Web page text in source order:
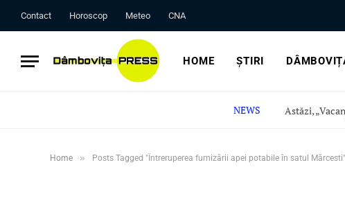
Contact Horoscop Meteo CNA
HOME ȘTIRI
NEWS
Home » Posts Tagged "Întreruperea furnizării apei potabile în satul Mărcesti"